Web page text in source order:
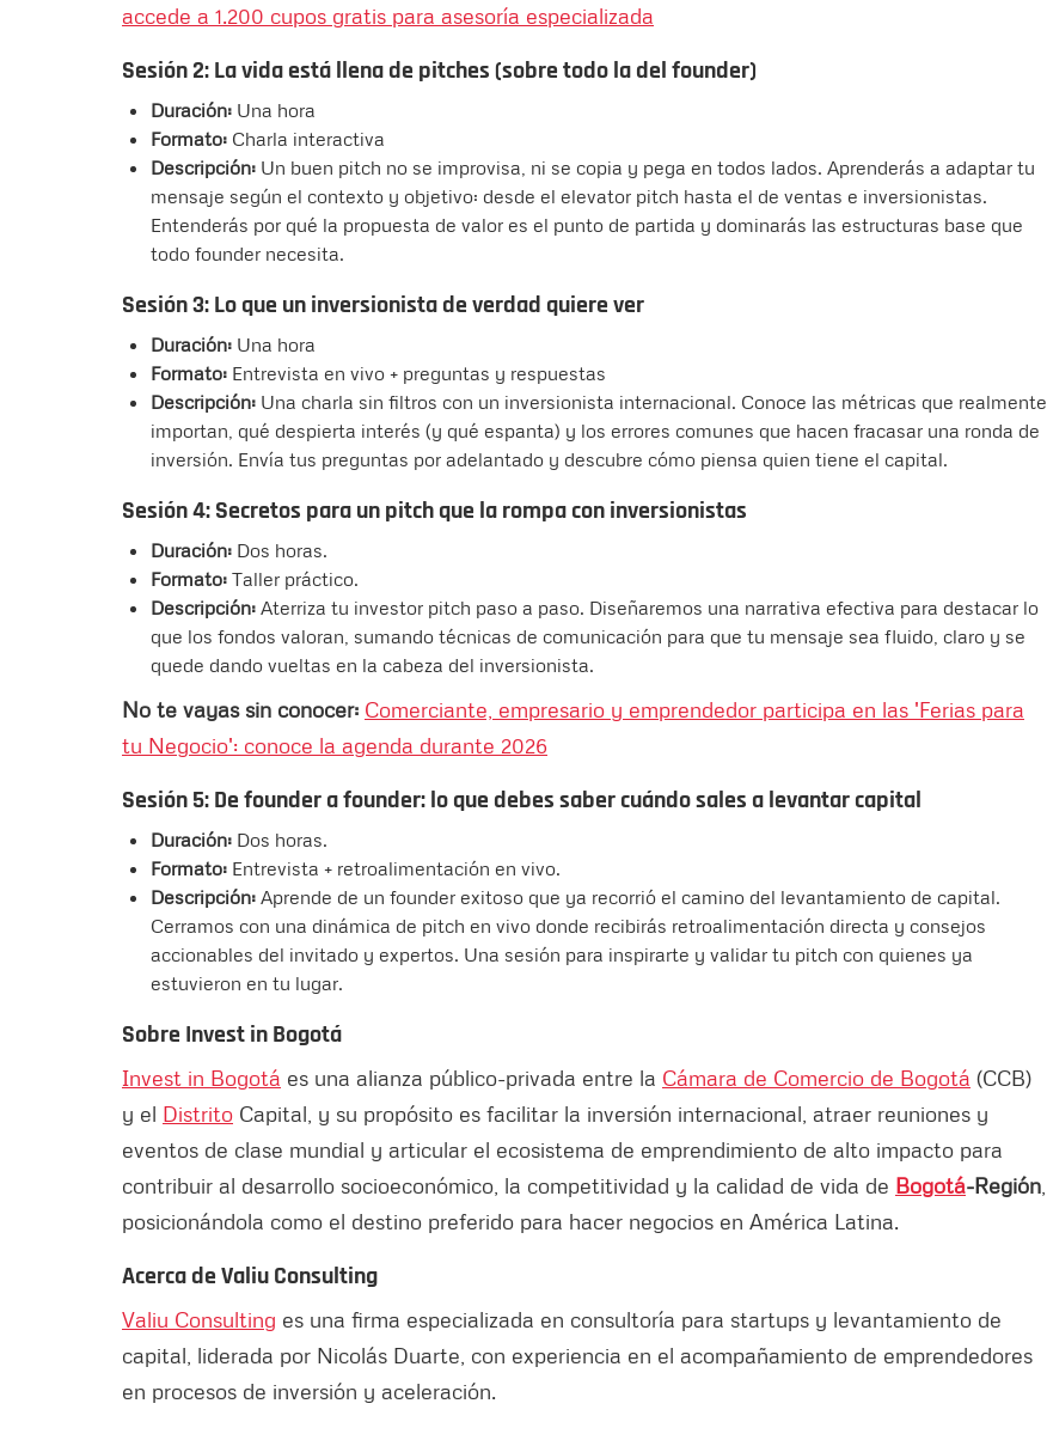
accede a 1.200 cupos gratis para asesoría especializada
Sesión 2: La vida está llena de pitches (sobre todo la del founder)
Duración: Una hora
Formato: Charla interactiva
Descripción: Un buen pitch no se improvisa, ni se copia y pega en todos lados. Aprenderás a adaptar tu
mensaje según el contexto y objetivo: desde el elevator pitch hasta el de ventas e inversionistas.
Entenderás por qué la propuesta de valor es el punto de partida y dominarás las estructuras base que
todo founder necesita.
Sesión 3: Lo que un inversionista de verdad quiere ver
Duración: Una hora
Formato: Entrevista en vivo + preguntas y respuestas
Descripción: Una charla sin filtros con un inversionista internacional. Conoce las métricas que realmente
importan, qué despierta interés (y qué espanta) y los errores comunes que hacen fracasar una ronda de
inversión. Envía tus preguntas por adelantado y descubre cómo piensa quien tiene el capital.
Sesión 4: Secretos para un pitch que la rompa con inversionistas
Duración: Dos horas.
Formato: Taller práctico.
Descripción: Aterriza tu investor pitch paso a paso. Diseñaremos una narrativa efectiva para destacar lo
que los fondos valoran, sumando técnicas de comunicación para que tu mensaje sea fluido, claro y se
quede dando vueltas en la cabeza del inversionista.
No te vayas sin conocer: Comerciante, empresario y emprendedor participa en las 'Ferias para
tu Negocio': conoce la agenda durante 2026
Sesión 5: De founder a founder: lo que debes saber cuándo sales a levantar capital
Duración: Dos horas.
Formato: Entrevista + retroalimentación en vivo.
Descripción: Aprende de un founder exitoso que ya recorrió el camino del levantamiento de capital.
Cerramos con una dinámica de pitch en vivo donde recibirás retroalimentación directa y consejos
accionables del invitado y expertos. Una sesión para inspirarte y validar tu pitch con quienes ya
estuvieron en tu lugar.
Sobre Invest in Bogotá
Invest in Bogotá es una alianza público-privada entre la Cámara de Comercio de Bogotá (CCB)
y el Distrito Capital, y su propósito es facilitar la inversión internacional, atraer reuniones y
eventos de clase mundial y articular el ecosistema de emprendimiento de alto impacto para
contribuir al desarrollo socioeconómico, la competitividad y la calidad de vida de Bogotá-Región
posicionándola como el destino preferido para hacer negocios en América Latina.
Acerca de Valiu Consulting
Valiu Consulting es una firma especializada en consultoría para startups y levantamiento de
capital, liderada por Nicolás Duarte, con experiencia en el acompañamiento de emprendedores
en procesos de inversión y aceleración.